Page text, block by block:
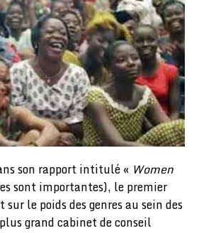
son rapport intitulé « Women
sont importantes), le premier
le poids des genres au sein des
grand cabinet de conseil